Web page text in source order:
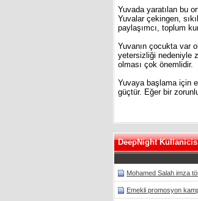
Yuvada yaratılan bu
Yuvalar çekingen,
paylaşımcı, toplum
Yuvanın çocukta var
yetersizliği nedeniyle
olması çok önemlidir.
Yuvaya başlama için
güçtür. Eğer bir
DeepNight
Mohamed Salah imza
Emekli promosyon